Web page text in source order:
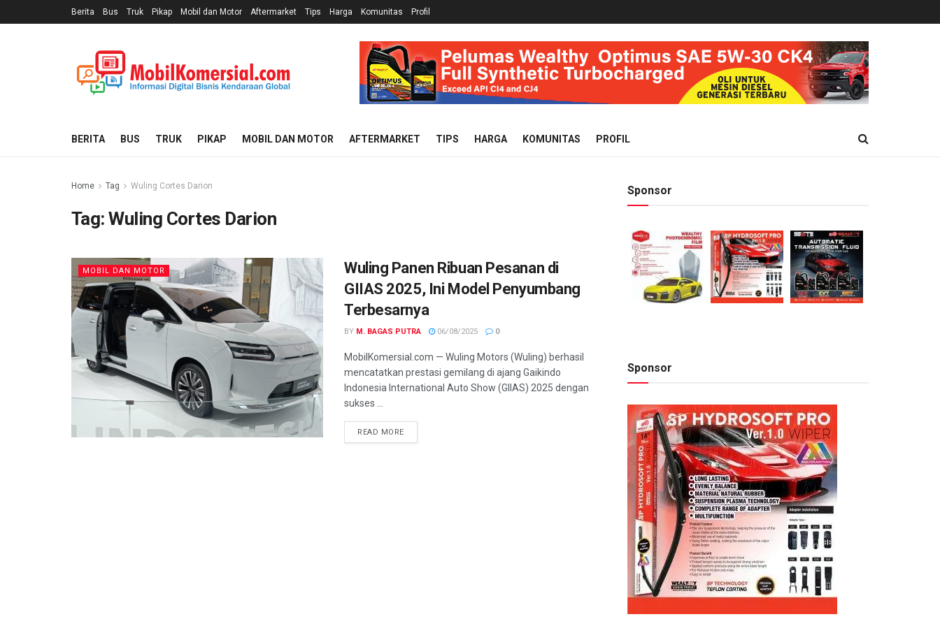
Berita Bus Truk Pikap Mobil dan Motor Aftermarket Tips Harga Komunitas Profil
BERITA BUS TRUK PIKAP MOBIL DAN MOTOR AFTERMARKET TIPS HARGA KOMUNITAS PROFIL
Home Tag Wuling Cortes Darion
Tag:Wuling Cortes Darion
MOBIL DAN MOTOR
Wuling Panen Ribuan Pesanan di
GIIAS 2025, Ini Model Penyumbang
Terbesarnya
BY M. BAGAS PUTRA 06/08/2025 0
MobilKomersial.com — Wuling Motors (Wuling) berhasil
mencatatkan prestasi gemilang di ajang Gaikindo
Indonesia International Auto Show (GIIAS) 2025 dengan
sukses ...
READ MORE
Sponsor
Sponsor